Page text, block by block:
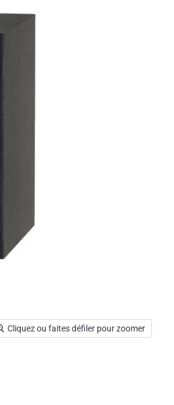
Cliquez ou faites défiler pour zoomer